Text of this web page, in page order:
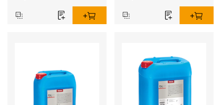
en gevoelig textiel.
en gevoelig textiel.